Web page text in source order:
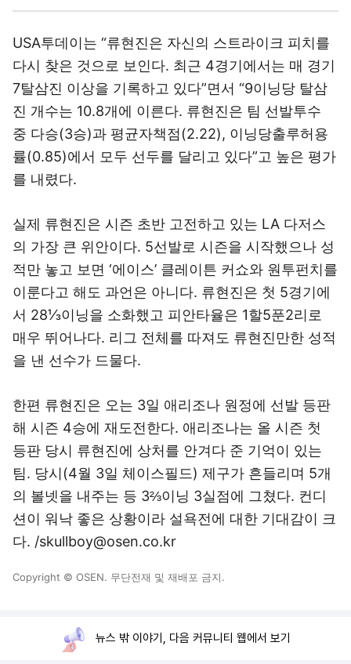
다시 찾은 것으로 보인다. 최근 4경기에서는 매 경기
7탈삼진 이상을 기록하고 있다”면서 “9이닝당 탈삼
진 개수는 10.8개에 이른다. 류현진은 팀 선발투수
중 다승(3승)과 평균자책점(2.22), 이닝당출루허용
률(0.85)에서 모두 선두를 달리고 있다”고 높은 평가
를 내렸다.
의 가장 큰 위안이다. 5선발로 시즌을 시작했으나 성
적만 놓고 보면 ‘에이스’ 클레이튼 커쇼와 원투펀치를
이룬다고 해도 과언은 아니다. 류현진은 첫 5경기에
서 28⅓이닝을 소화했고 피안타율은 1할5푼2리로
매우 뛰어나다. 리그 전체를 따져도 류현진만한 성적
을 낸 선수가 드물다.
해 시즌 4승에 재도전한다. 애리조나는 올 시즌 첫
등판 당시 류현진에 상처를 안겨다 준 기억이 있는
팀. 당시(4월 3일 체이스필드) 제구가 흔들리며 5개
의 볼넷을 내주는 등 3⅔이닝 3실점에 그쳤다. 컨디
션이 워낙 좋은 상황이라 설욕전에 대한 기대감이 크
다. /skullboy@osen.co.kr